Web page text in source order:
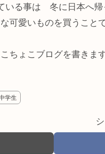
いる事は 冬に日本へ
可愛いものを買うこと
ちょこブログを書きま
学生